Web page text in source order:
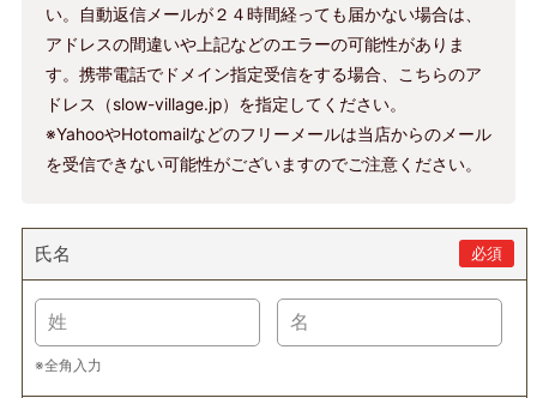
い。自動返信メールが２４時間経っても届かない場合は、
アドレスの間違いや上記などのエラーの可能性がありま
す。携帯電話でドメイン指定受信をする場合、こちらのア
ドレス（slow-village.jp）を指定してください。
※YahooやHotomailなどのフリーメールは当店からのメール
を受信できない可能性がございますのでご注意ください。
氏名 必須
※全角入力